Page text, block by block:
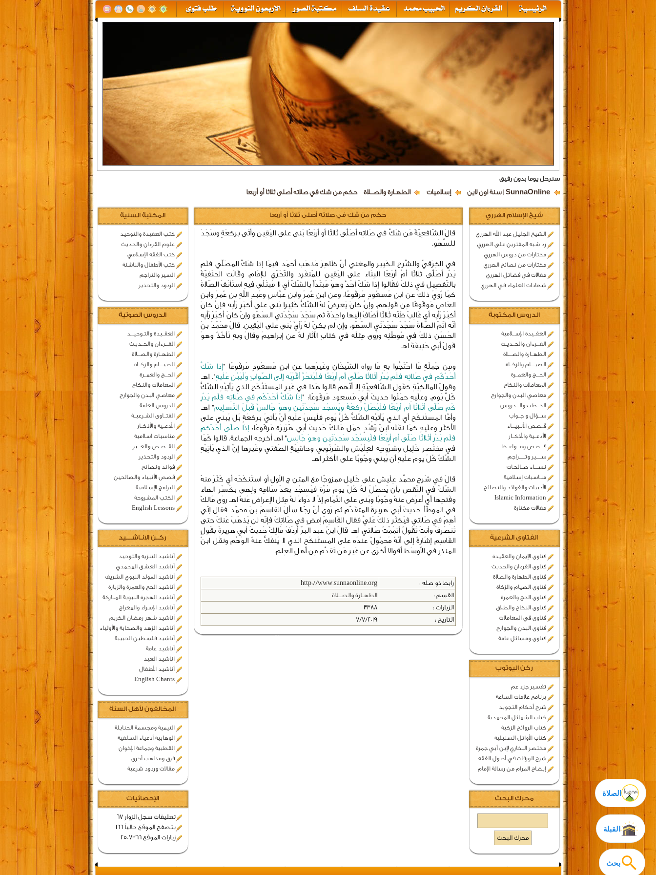
سنرحل يوما بدون رفيق
SunnaOnline | سنة اون لاين إسلاميات الطهــارة والصـــلاة حكم من شك في صلاته أصلى ثلاثا أو أربعا
بحث
الصلاة
شيخ الإسلام الهرري
الشيخ الجليل عبد الله الهرري
رد شبه المفترين على الهرري
مختارات من دروس الهرري
مختارات من نصائح الهرري
مقالات في فضائل الهرري
شهادات العلماء في الهرري
الدروس المكتوبة
العقــيدة الإســلامية
القـــرءان والحــديـث
الطهــارة والصـــلاة
الصيــــام والزكــاة
الحـــج والعمــرة
المعاملات والنكاح
معاصي البدن والجوارح
الخــطب والـــدروس
ســـؤال و جــواب
قــصص الأنـبيـــاء
الأدعــية والأذكــار
قـــصص ومـــواعــظ
ســـــير وتــــــراجم
نســــاء صــالحـات
منـاسبات إسـلامية
الأدبيات والفوائد والنصائح
Islamic Information
مقالات مختارة
الفتاوى الشرعية
فتاوى الإيمان والعقيدة
فتاوى القرءان والحديث
فتاوى الطهارة والصلاة
فتاوى الصيام والزكاة
فتاوى الحج والعمرة
فتاوى النكاح والطلاق
فتاوى في المعاملات
فتاوى البدن والجوارح
فتاوى ومسائل عامة
ركن اليوتوب
تفسير جزء عم
برنامج علامات الساعة
شرح أحكام التجويد
كتاب الشمائل المحمدية
كتاب الروائح الزكية
كتاب الأوائل السنبلية
مختصر البخاري لإبن أبي جمرة
شرح الورقات في أصول الفقه
إيضاح المرام من رسالة الإمام
محرك البحث
القبلة
المكتبة السنية
كتب العقيدة والتوحيد
علوم القرءان والحديث
كتب الفقه الإسلامي
كتب الأطفال والناشئة
السير والتراجم
الردود والتحذير
الدروس الصوتية
العقــيدة والتـوحيـــد
القـــرءان والحــديـث
الطهــارة والصـــلاة
الصيــــام والزكــاة
الحـــج والعمــرة
المعاملات والنكاح
معاصي البدن والجوارح
الدروس العامة
الفتــاوى الشـرعيــة
الأدعــية والأذكــار
مناسبات اسلامية
القــصـص والعـــبر
الردود والتحذير
فوائد ونصائح
قصص الأنبياء والصالحين
البرامج الإسـلامية
الكتب المشروحة
English Lessons
ركــن الانـاشــــيد
أناشيد التنزيه والتوحيد
أناشيد العشق المحمدي
أناشيد المولد النبوي الشريف
أناشيد الحج والعمرة والزيارة
أناشيد الهجرة النبوية المباركة
أناشيد الإسراء والمعراج
أناشيد شهر رمضان الكريم
أناشيد الزهد والصحابة والأولياء
أناشيد فلسطين الحبيبة
أناشيد عامة
اناشيد العيد
أناشيد الأطفال
English Chants
المخالفون لأهل السنة
التيمية ومجسمة الحنابلة
الوهابية أدعياء السلفية
القطبية وجماعة الإخوان
فرق ومذاهب أخرى
مقالات وردود شرعية
الإحصائيات
تعليقات سجل الزوار 67
يتصفح الموقع حالياً 166
زيارات الموقع 2507366
حكم من شك في صلاته أصلى ثلاثا أو أربعا
قالَ الشّافعِيّةُ مَن شَكَّ في صَلاتِه أَصَلَّى ثَلاثًا أو أَربَعًا بَنى على اليَقِين وأتَى بركعَةٍ وسَجَدَ
للسَّهْو.
في الخِرَقيّ والشَّرح الكَبِير والمغني أنّ ظَاهِرَ مَذهَب أحمَد فيمَا إذا شَكَّ المصَلِّي فلَم
يَدْر أصَلَّى ثلاثًا أمْ أَربَعًا البِنَاء على اليَقِين للمُنفَرِد والتّحَرّي للإمَام. وقَالَت الحنَفيّةُ
بالتّفصِيل في ذلكَ فقَالوا إذا شَكّ أحَدٌ وهوَ مُبتَدَأٌ بالشّكّ أي لا مُبتَلًى فيهِ استَأنَفَ الصّلاةَ
كمَا رُوِيَ ذلكَ عن ابنِ مَسعُودٍ مَرفُوعًا، وعن ابنِ عُمرَ وابنِ عبّاسٍ وعَبدِ اللهِ بنِ عُمرَ وابنِ
العَاص مَوقُوفًا مِن قَولِهم، وإنْ كانَ يَعرِضُ لهُ الشّكُّ كَثِيرا بَنى على أكبَرِ رَأيِه فإنْ كانَ
أَكبَرُ رَأيِه أي غَالِبُ ظَنّه ثَلاثًا أضَافَ إلَيها واحِدَةً ثم سَجَدَ سَجْدَتي السَهْو وإنْ كانَ أكبَرُ رَأيِه
أنّه أتَمّ الصّلاةَ سَجَدَ سَجْدَتَي السّهْو، وإن لم يكنْ لهُ رَأيٌ بَنى على اليَقِين. قالَ محَمّدُ بنُ
الحَسَن ذلكَ في مُوطّئِه ورَوى مِثلَه في كتابِ الآثَار لهُ عن إبراهيمَ وقالَ وبهِ نَأخُذُ وهوَ
قَولُ أبي حَنِيفَةَ اهـ.
ومِن جُملَةِ مَا احْتَجُّوا بهِ مَا رواه الشّيخَان وغَيرُهما عن ابنِ مَسعُودٍ مَرفُوعًا "إذا شَكَّ
أحَدُكُم في صَلاتِه فلَم يَدْر أثَلاثًا صَلّى أم أربَعًا فلْيَتحَرّ أَقْرَبَه إلى الصّوابِ وَلْيَبْنِ عَلَيهِ". اهـ.
وقولُ المالكِيّةِ كقَولِ الشّافعِيّةِ إلا أنّهم قالوا هَذا في غَيرِ المستَنْكَح الذي يَأتِيْهِ الشّكُّ
كُلَّ يَوم، وعلَيهِ حمَلُوا حديثَ أبي مَسعود مَرفُوعًا: "إذَا شَكَّ أحَدُكُم في صَلاتِه فلَم يَدْرِ
كَم صَلّى أثَلاثًا أم أَربَعًا فلْيُصَلّ ركعَةً ويَسجُد سَجدَتَين وهوَ جَالسٌ قَبلَ التّسلِيم" اهـ.
وأمّا المستَنكَح أي الذي يَأتيْهِ الشّكُّ كُلَّ يَوم فلَيسَ علَيهِ أنْ يَأتيَ بركعَةٍ بَل يَبني على
الأكثَر وعلَيهِ كمَا نقَلَه ابنُ رُشْدٍ حمَل مَالكٌ حَديثَ أبي هُرَيرَة مَرفُوعًا:إذَا صلّى أحَدُكم
فلَم يَدْر أثَلاثًا صَلّى أم أربَعًا فلْيسْجُد سَجدَتَين وهوَ جَالِس" اهـ. أخرجه الجماعة. قالوا كَمَا
في مختَصر خَلِيل وشرُوحِه لعِلَيْش والشَرنُوبي وحاشِيَةِ الصَفتي وغَيرِها إنّ الذي يَأتِيْهِ
الشّكُ كُلَ يوم علَيهِ أن يَبني وجُوبًا على الأكثَر اهـ.
قالَ في شَرح محمَّد عِلَيش على خَليل ممزوجًا مع المتن ج الأول أو استَنكَحَه أي كَثُرَ منهُ
الشّكّ في النّقص بأن يَحصُلَ لهُ كُلَ يوم مَرّة فيَسجُد بعدَ سَلامِه ولِهى بكَسْر الهاء
وفَتحِها أي أَعرَض عنهُ وجُوبًا وبَنى على التّمَام إذْ لا دَواءَ لهُ مِثل الإعراضِ عَنهُ اهـ. روَى مَالكٌ
في الموطّأ حديثَ أبي هريرةَ المتقَدّم ثم رَوى أنّ رجُلا سألَ القاسِمَ بنَ محمّد فقال إنّي
أهِمُ في صَلاتي فيَكثُر ذلكَ عَليَّ فقال القَاسِمُ اِمضِ في صَلاتِكَ فإنّه لن يَذهَبَ عَنكَ حتى
تَنصَرِفَ وأنتَ تَقُولُ أَتمَمْتُ صَلاتي اهـ. قالَ ابنُ عبد البرّ أَردَفَ مَالِكٌ حَديثَ أبي هريرةَ بقَولِ
القَاسِم إشَارةً إلى أنّهُ مَحمُولٌ عندَه على المستَنكَح الذي لا يَنفَكُّ عنهُ الوَهْم ونقَل ابنُ
المنذِر في الأوسَط أقوالا أخرَى عن غَيرِ مَن تَقدَّم مِن أَهلِ العِلم.
رابط ذو صله :
http://www.sunnaonline.org
القسم :
الطهــارة والصـــلاة
الزيارات :
3388
التاريخ :
7/7/2019